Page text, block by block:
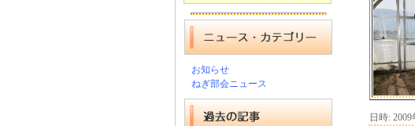
お知らせ
ねぎ部会ニュース
日時: